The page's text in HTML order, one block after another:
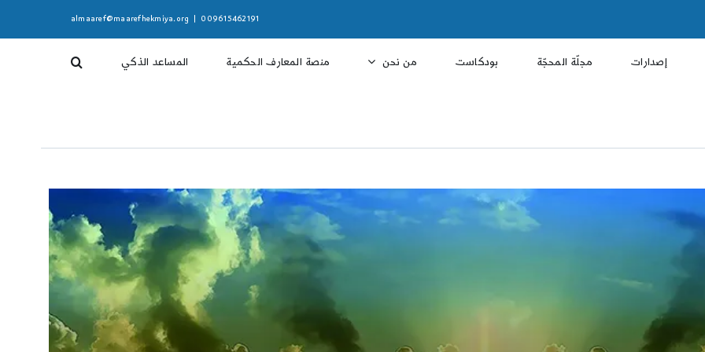
009615462191
almaaref@maarefhekmiya.org
إصدارات مجلّة المحجّة بودكاست من نحن منصة المعارف الحكمية المساعد الذكي